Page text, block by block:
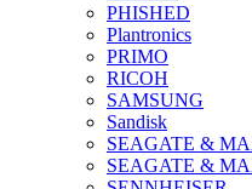
PHISHED
Plantronics
PRIMO
RICOH
SAMSUNG
Sandisk
SEAGATE &
SEAGATE &